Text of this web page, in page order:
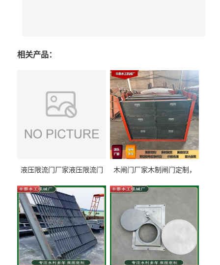
相关产品：
液压限流门厂家液压限流门
泰制造
木闸门厂家木制闸门定制，
型号齐全